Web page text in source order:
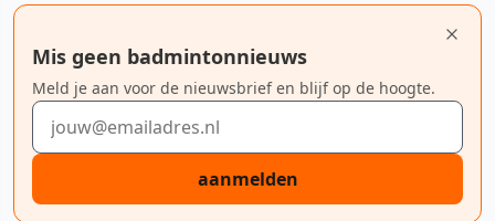
Mis geen badmintonnieuws
Meld je aan voor de nieuwsbrief en blijf op de hoogte.
E-mailadres
aanmelden